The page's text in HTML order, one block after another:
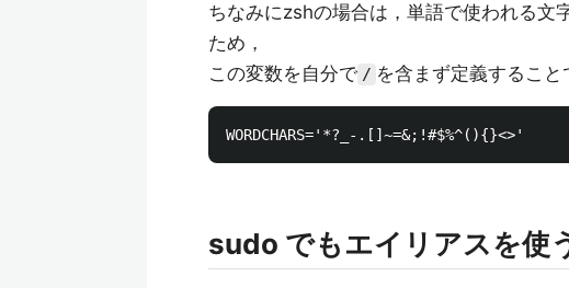
ちなみにzshの場合は，単語で使われる文
ため，
この変数を自分で / を含まず定義すること
sudo でもエイリアスを使